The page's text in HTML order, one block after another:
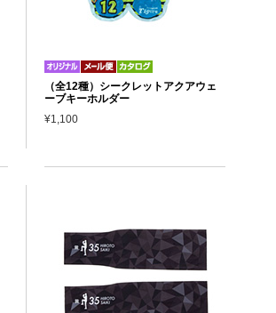
（全12種）シークレットアクアウェ
ーブキーホルダー
¥1,100